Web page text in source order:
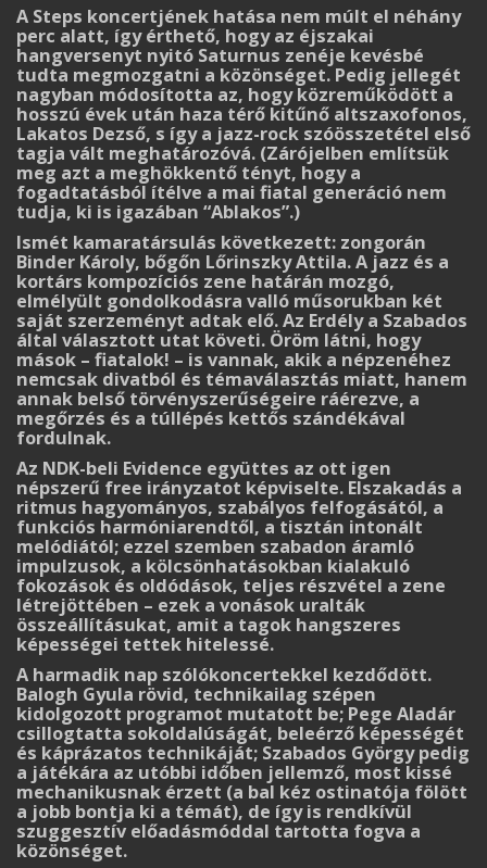
A Steps koncertjének hatása nem múlt el néhány
perc alatt, így érthető, hogy az éjszakai
hangversenyt nyitó Saturnus zenéje kevésbé
tudta megmozgatni a közönséget. Pedig jellegét
nagyban módosította az, hogy közreműködött a
hosszú évek után haza térő kitűnő altszaxo­fonos,
Lakatos Dezső, s így a jazz-rock szóösszetétel első
tagja vált meghatározóvá. (Záró­jelben említsük
meg azt a meghökkentő tényt, hogy a
fogadtatásból ítélve a mai fiatal ge­ne­ráció nem
tudja, ki is igazában “Ablakos”.)
Ismét kamaratársulás következett: zongorán
Binder Károly, bőgőn Lőrinszky Attila. A jazz és a
kortárs kompozíciós zene határán mozgó,
elmélyült gondolkodásra valló műso­ruk­ban két
saját szerzeményt adtak elő. Az Erdély a Szabados
által választott utat követi. Öröm látni, hogy
mások – fiatalok! – is vannak, akik a népzenéhez
nemcsak divatból és témavá­lasztás miatt, hanem
annak belső törvényszerűségeire ráérezve, a
megőrzés és a túllépés kettős szándékával
fordulnak.
Az NDK-beli Evidence együttes az ott igen
népszerű free irányzatot képviselte. Elsza­kadás a
ritmus hagyományos, szabályos felfogásától, a
funkciós harmóniarendtől, a tisztán intonált
melódiától; ezzel szemben szabadon áramló
impulzusok, a kölcsönhatásokban ki­a­la­kuló
fokozások és oldódások, teljes részvétel a zene
létrejöttében – ezek a vonások uralták
összeállításukat, amit a tagok hangszeres
képességei tettek hitelessé.
A harmadik nap szólókoncertekkel kezdődött.
Balogh Gyula rövid, technikailag szépen
kidolgozott programot mutatott be; Pege Aladár
csillogtatta sokoldalúságát, beleérző képes­ségét
és káprázatos technikáját; Szabados György pedig
a játékára az utóbbi időben jellemző, most kissé
mechanikusnak érzett (a bal kéz ostinatója fölött
a jobb bontja ki a témát), de így is rendkívül
szuggesztív előadásmóddal tartotta fogva a
közönséget.